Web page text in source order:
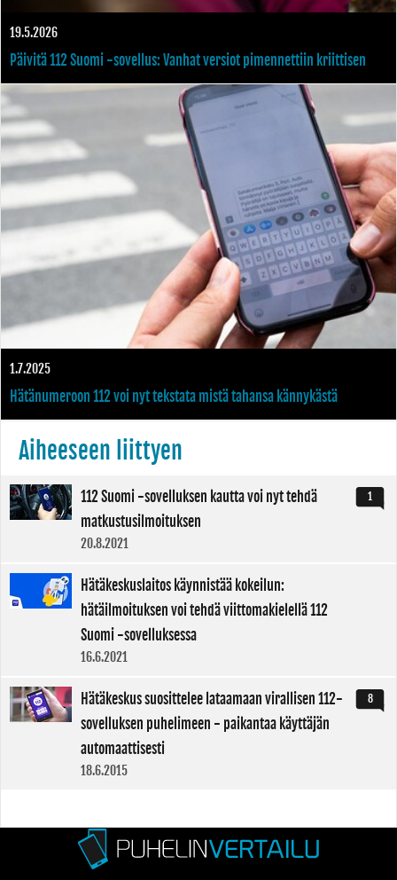
19.5.2026
Päivitä 112 Suomi -sovellus: Vanhat versiot pimennettiin kriittisen
droonihäiriön jälkeen
1.7.2025
Hätänumeroon 112 voi nyt tekstata mistä tahansa kännykästä
Aiheeseen liittyen
1
112 Suomi -sovelluksen kautta voi nyt tehdä
matkustusilmoituksen
20.8.2021
Hätäkeskuslaitos käynnistää kokeilun:
hätäilmoituksen voi tehdä viittomakielellä 112
Suomi -sovelluksessa
16.6.2021
8
Hätäkeskus suosittelee lataamaan virallisen 112-
sovelluksen puhelimeen - paikantaa käyttäjän
automaattisesti
18.6.2015